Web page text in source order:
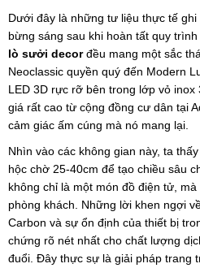
Dưới đây là những tư liệu thực tế
bừng sáng sau khi hoàn tất quy
lò sưởi decorđều mang một sắc
Neoclassic quyền quý đến Modern
LED 3D rực rỡ bên trong lớp vỏ
giá rất cao từ cộng đồng cư dân tại
cảm giác ấm cúng mà nó mang lại.
Nhìn vào các không gian này, ta
hộc chờ 25-40cm để tạo chiều sâu
không chỉ là một món đồ điện tử,
phòng khách. Những lời khen ngợi
Carbon và sự ổn định của thiết bị
chứng rõ nét nhất cho chất lượng
đuổi. Đây thực sự là giải pháp trang